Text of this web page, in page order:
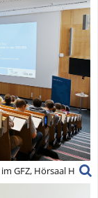
GFZ, Hörsaal H